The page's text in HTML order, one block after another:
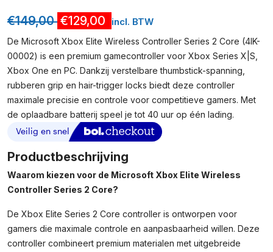
€149,00 €129,00 incl. BTW
De Microsoft Xbox Elite Wireless Controller Series 2 Core (4IK-
00002) is een premium gamecontroller voor Xbox Series X|S,
Xbox One en PC. Dankzij verstelbare thumbstick-spanning,
rubberen grip en hair-trigger locks biedt deze controller
maximale precisie en controle voor competitieve gamers. Met
de oplaadbare batterij speel je tot 40 uur op één lading.
Productbeschrijving
Waarom kiezen voor de Microsoft Xbox Elite Wireless
Controller Series 2 Core?
De Xbox Elite Series 2 Core controller is ontworpen voor
gamers die maximale controle en aanpasbaarheid willen. Deze
controller combineert premium materialen met uitgebreide